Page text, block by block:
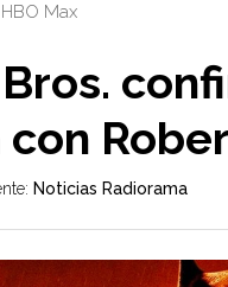
HBO Max
con
Noticias Radiorama